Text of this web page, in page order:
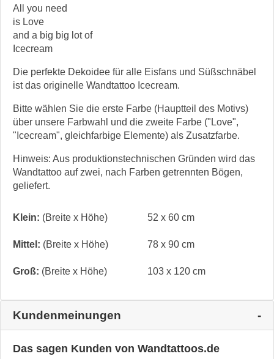
All you need
is Love
and a big big lot of
Icecream
Die perfekte Dekoidee für alle Eisfans und Süßschnäbel
ist das originelle Wandtattoo Icecream.
Bitte wählen Sie die erste Farbe (Hauptteil des Motivs)
über unsere Farbwahl und die zweite Farbe ("Love",
"Icecream", gleichfarbige Elemente) als Zusatzfarbe.
Hinweis: Aus produktionstechnischen Gründen wird das
Wandtattoo auf zwei, nach Farben getrennten Bögen,
geliefert.
Klein: (Breite x Höhe) 52 x 60 cm
Mittel: (Breite x Höhe) 78 x 90 cm
Groß: (Breite x Höhe) 103 x 120 cm
Kundenmeinungen
Das sagen Kunden von Wandtattoos.de